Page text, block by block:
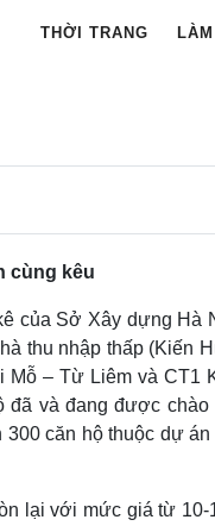
THỜI TRANG
cùng kêu
của Sở Xây dựng Hà
thu nhập thấp (Kiến
Mỗ – Từ Liêm và CT1
đã và đang được
300 căn hộ thuộc dự
lại với mức giá từ 10-